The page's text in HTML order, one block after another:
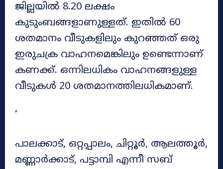
ജില്ലയിൽ 8.20 ലക്ഷം
കുടുംബങ്ങളാണുള്ളത്. ഇതിൽ 60
ശതമാനം വീടുകളിലും കുറഞ്ഞത് ഒരു
ഇരുചക്ര വാഹനമെങ്കിലും ഉണ്ടെന്നാണ്
കണക്ക്. ഒന്നിലധികം വാഹനങ്ങളുള്ള
വീടുകൾ 20 ശതമാനത്തിലധികമാണ്.
‘
പാലക്കാട്, ഒറ്റപ്പാലം, ചിറ്റൂർ, ആലത്തൂർ,
മണ്ണാർക്കാട്, പട്ടാമ്പി എന്നീ സബ്